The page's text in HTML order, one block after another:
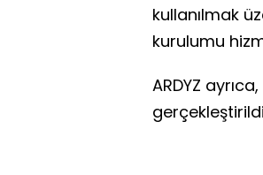
kullanılmak
kurulumu
ARDYZ